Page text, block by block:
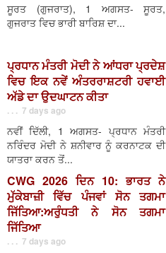
ਸੂਰਤ (ਗੁਜਰਾਤ), 1 ਅਗਸਤ- ਸੂਰਤ,
ਗੁਜਰਾਤ ਵਿਚ ਭਾਰੀ ਬਾਰਿਸ਼ ਦਾ...
ਪ੍ਰਧਾਨ ਮੰਤਰੀ ਮੋਦੀ ਨੇ ਆਂਧਰਾ ਪ੍ਰਦੇਸ਼
ਵਿਚ ਇਕ ਨਵੇਂ ਅੰਤਰਰਾਸ਼ਟਰੀ ਹਵਾਈ
ਅੱਡੇ ਦਾ ਉਦਘਾਟਨ ਕੀਤਾ
. . . 7 days ago
ਨਵੀਂ ਦਿੱਲੀ, 1 ਅਗਸਤ- ਪ੍ਰਧਾਨ ਮੰਤਰੀ
ਨਰਿੰਦਰ ਮੋਦੀ ਨੇ ਸ਼ਨੀਵਾਰ ਨੂੰ ਕਰਨਾਟਕ ਦੀ
ਯਾਤਰਾ ਕਰਨ ਤੋਂ...
CWG 2026 ਦਿਨ 10: ਭਾਰਤ ਨੇ
ਮੁੱਕੇਬਾਜ਼ੀ ਵਿੱਚ ਪੰਜਵਾਂ ਸੋਨ ਤਗਮਾ
ਜਿੱਤਿਆ:ਅਰੁੰਧਤੀ ਨੇ ਸੋਨ ਤਗਮਾ
ਜਿੱਤਿਆ
. . . 7 days ago